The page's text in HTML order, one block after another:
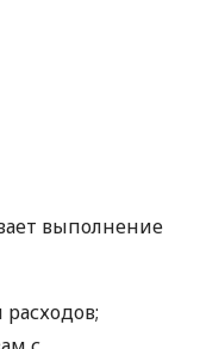
выполнение